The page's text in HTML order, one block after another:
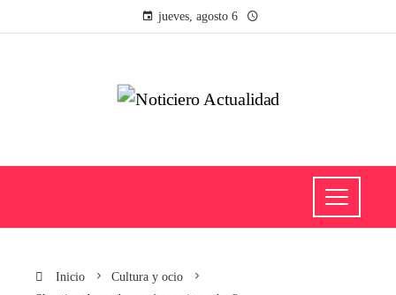
jueves, agosto 6
Inicio
Cultura y ocio